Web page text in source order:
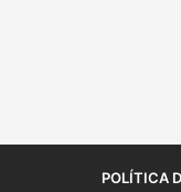
POLÍTICA